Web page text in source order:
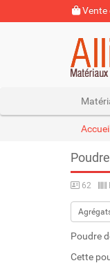
Vente
Accueil
62
Poudre
Cette